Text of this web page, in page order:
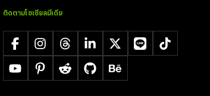
ติดตามโซเชียลมีเดีย
FacebookInstagram
ThreadsLinkedIn
X LINETikTok
YouTubePinterest
RedditGitHubBehance